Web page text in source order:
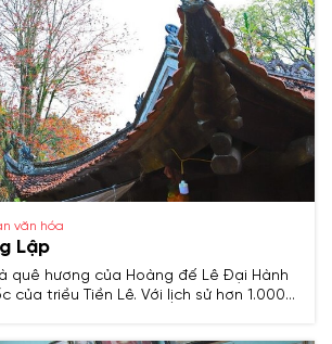
văn hóa
Lập
quê hương của Hoàng đế Lê Đại Hành
của triều Tiền Lê. Với lịch sử hơn 1.000